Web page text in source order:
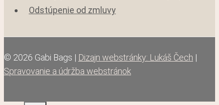
Odstúpenie od zmluvy
© 2026 Gabi Bags | Dizajn webstránky: Lukáš Čech |
Spravovanie a údržba webstránok